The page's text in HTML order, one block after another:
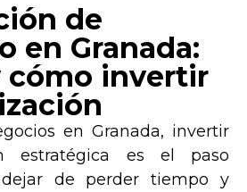
de
en Granada:
cómo invertir
en Granada, invertir
estratégica es el paso
dejar de perder tiempo y